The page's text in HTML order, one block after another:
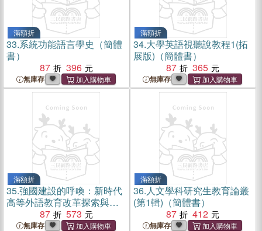
滿額折
33.系統功能語言學史（簡體
書）
87
396
無庫存
滿額折
34.大學英語視聽說教程1(拓
展版)（簡體書）
87
365
無庫存
滿額折
35.強國建設的呼喚：新時代
高等外語教育改革探索與實
踐（簡體書）
87 573
無庫存
滿額折
36.人文學科研究生教育論叢
(第1輯)（簡體書）
87
412
無庫存